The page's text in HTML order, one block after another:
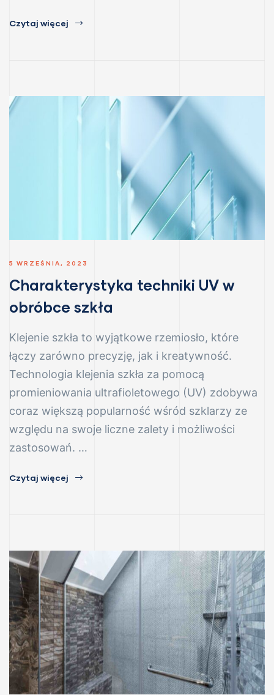
Czytaj więcej
5 WRZEŚNIA, 2023
Charakterystyka techniki UV w
obróbce szkła
Klejenie szkła to wyjątkowe rzemiosło, które
łączy zarówno precyzję, jak i kreatywność.
Technologia klejenia szkła za pomocą
promieniowania ultrafioletowego (UV) zdobywa
coraz większą popularność wśród szklarzy ze
względu na swoje liczne zalety i możliwości
zastosowań. …
Czytaj więcej